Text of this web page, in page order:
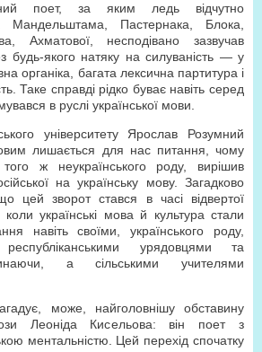
поет, за яким ледь відчутно
Мандельштама, Пастернака, Блока,
Ахматової, несподівано зазвучав
будь-якого натяку на силуваність — у
органіка, багата лексична партитура і
Таке справді рідко буває навіть серед
в руслі української мови.
університету Ярослав Розумний
лишається для нас питання, чому
ж неукраїнського роду, вирішив
на українську мову. Загадково
цей зворот стався в часі відвертої
коли українські мова й культура стали
навіть своїми, українського роду,
урядовцями та
а сільськими учителями
може, найголовнішу обставину
Леоніда Кисельова: він поет з
ментальністю. Цей перехід спочатку